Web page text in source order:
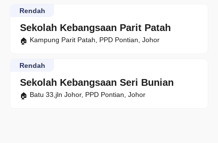
Sekolah Kebangsaan Parit Patah
Rendah
Kampung Parit Patah, PPD Pontian, Johor
Sekolah Kebangsaan Seri Bunian
Rendah
Batu 33,jln Johor, PPD Pontian, Johor